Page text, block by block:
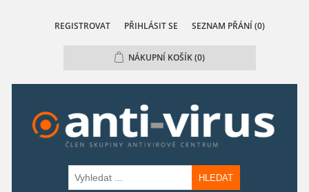
REGISTROVAT PŘIHLÁSIT SE SEZNAM PŘÁNÍ (0)
NÁKUPNÍ KOŠÍK(0)
HLEDAT